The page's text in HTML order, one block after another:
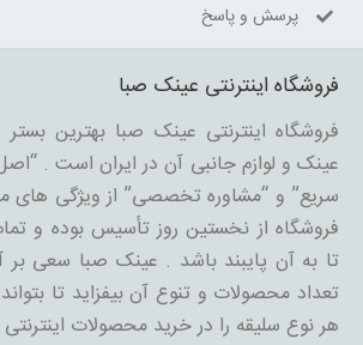
پرسش و پاسخ
فروشگاه اینترنتی عینک صبا
فروشگاه اینترنتی عینک صبا بهترین بستر
عینک و لوازم جانبی آن در ایران است .
سریع” و “مشاوره تخصصی” از ویژگی های
فروشگاه از نخستین روز تأسیس بوده و
تا به آن پایبند باشد . عینک صبا سعی بر
تعداد محصولات و تنوع آن بیفزاید تا
هر نوع سلیقه را در خرید محصولات